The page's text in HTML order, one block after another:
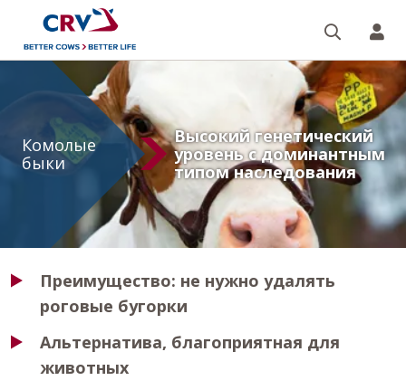
Комолые
быки
Комолые
быки
Высокий генетический
уровень с доминантным
типом наследования
Преимущество: не нужно удалять
роговые бугорки
Альтернатива, благоприятная для
животных